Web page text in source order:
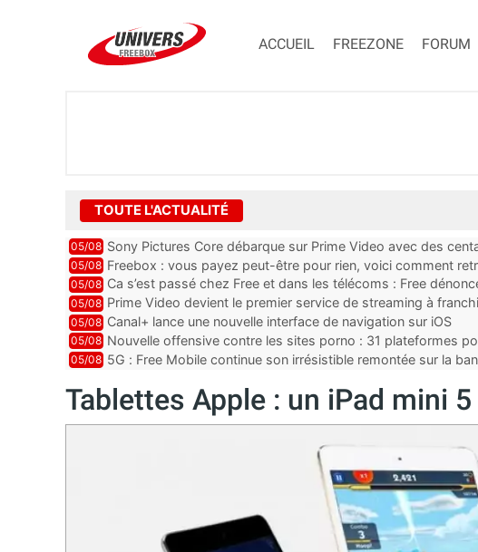
ACCUEIL FREEZONE FORUM
TOUTE L'ACTUALITÉ
05/08 Sony Pictures Core débarque sur Prime Video avec des
05/08 Freebox : vous payez peut-être pour rien, voici comment
abonnements TV oubliés
05/08 Ca s’est passé chez Free et dans les télécoms : Free
pointe le bout de...
05/08 Prime Video devient le premier service de streaming à
ce lancement
05/08 Canal+ lance une nouvelle interface de navigation sur iOS
05/08 Nouvelle offensive contre les sites porno : 31 plateformes
par Orange, Free, SF...
05/08 5G : Free Mobile continue son irrésistible remontée sur la
Tablettes Apple : un iPad mini